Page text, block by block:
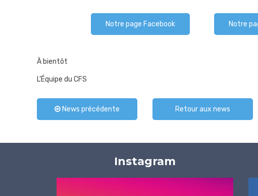
Notre page Facebook Notre
À bientôt
L’Équipe du CFS
News précédente Retour aux news
Instagram